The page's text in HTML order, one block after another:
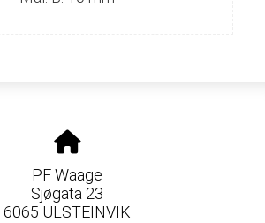
PF Waage
Sjøgata 23
6065 ULSTEINVIK